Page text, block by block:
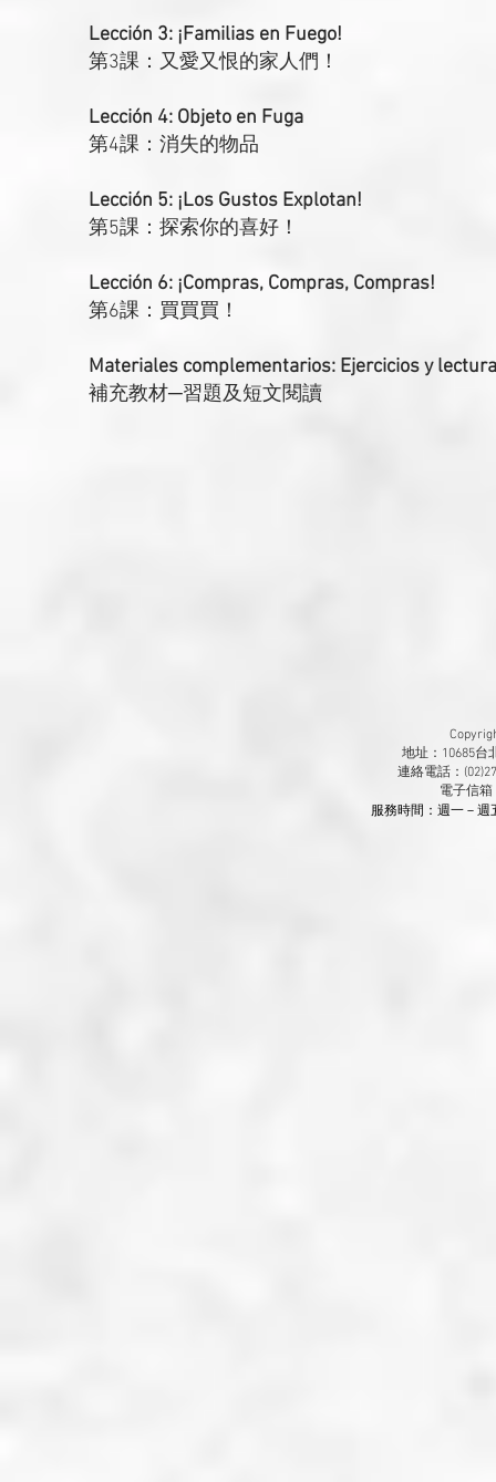
Lección 3: ¡Familias en Fuego!
第3課：又愛又恨的家人們！
Lección 4: Objeto en Fuga
第4課：消失的物品
Lección 5: ¡Los Gustos Explotan!
第5課：探索你的喜好！
Lección 6: ¡Compras, Compras, Compras!
第6課：買買買！
Materiales complementarios: Ejercicios y
補充教材─習題及短文閱讀
地址：10685台
連絡電話：
電子信箱
服務時間：週一－